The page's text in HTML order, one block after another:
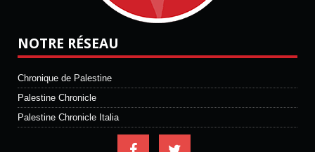
NOTRE RÉSEAU
Chronique de Palestine
Palestine Chronicle
Palestine Chronicle Italia